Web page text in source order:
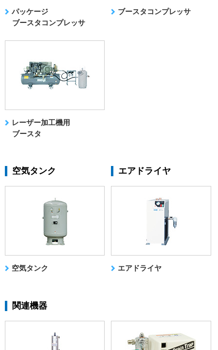
パッケージ
ブースタコンプレッサ
ブースタコンプレッサ
レーザー加工機用
ブースタ
空気タンク
空気タンク
エアドライヤ
エアドライヤ
関連機器